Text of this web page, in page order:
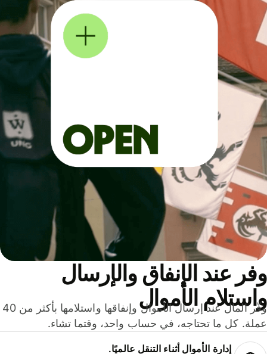
عند الإنفاق والإرسال
الأموال
وفّر المال عند إرسال الأموال وإنفاقها واستلامها بأكثر من 40
كل ما تحتاجه، في حساب واحد، وقتما تشاء.
إدارة الأموال أثناء التنقل عالميًا.